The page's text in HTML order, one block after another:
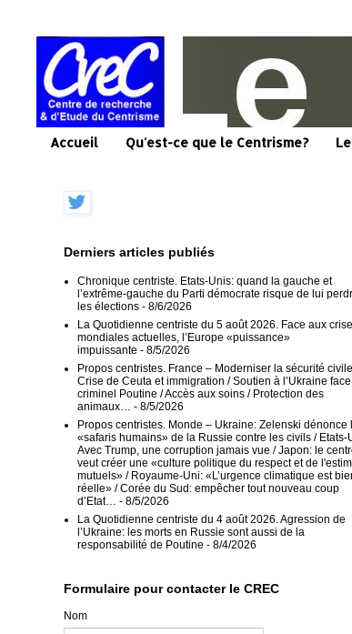
Accueil Qu'est-ce que le Centrisme?
Derniers articles publiés
Chronique centriste. Etats-Unis: quand la gauche et
l’extrême-gauche du Parti démocrate risque de lui
les élections - 8/6/2026
La Quotidienne centriste du 5 août 2026. Face aux
mondiales actuelles, l’Europe «puissance»
impuissante - 8/5/2026
Propos centristes. France – Moderniser la sécurité
Crise de Ceuta et immigration / Soutien à l’Ukraine
criminel Poutine / Accès aux soins / Protection des
animaux…
- 8/5/2026
Propos centristes. Monde – Ukraine: Zelenski dénonce
«safaris humains» de la Russie contre les civils / Etats-
Avec Trump, une corruption jamais vue / Japon: le
veut créer une «culture politique du respect et de
mutuels» / Royaume-Uni: «L’urgence climatique est
réelle» / Corée du Sud: empêcher tout nouveau coup
d’Etat…
- 8/5/2026
La Quotidienne centriste du 4 août 2026. Agression de
l’Ukraine: les morts en Russie sont aussi de la
responsabilité de Poutine - 8/4/2026
Formulaire pour contacter le CREC
Nom